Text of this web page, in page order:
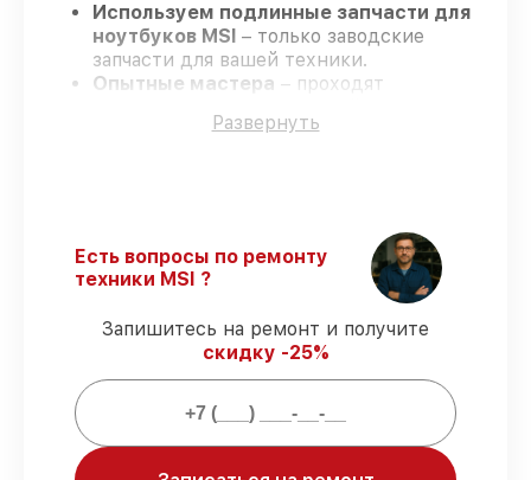
Используем подлинные запчасти для
ноутбуков MSI – только заводские
запчасти для вашей техники.
Опытные мастера – проходят
что подтверждает качество и
Официальная гарантия
– на все виды
работ и комплектующие для ноутбуков
MSI предоставляется гарантия до 3-х
лет.
Мы гарантируем:
80%
ремонтов по ремонту проводятся в
Развернуть
Есть вопросы по ремонту
техники MSI ?
Запишитесь на ремонт и получите
скидку -25%